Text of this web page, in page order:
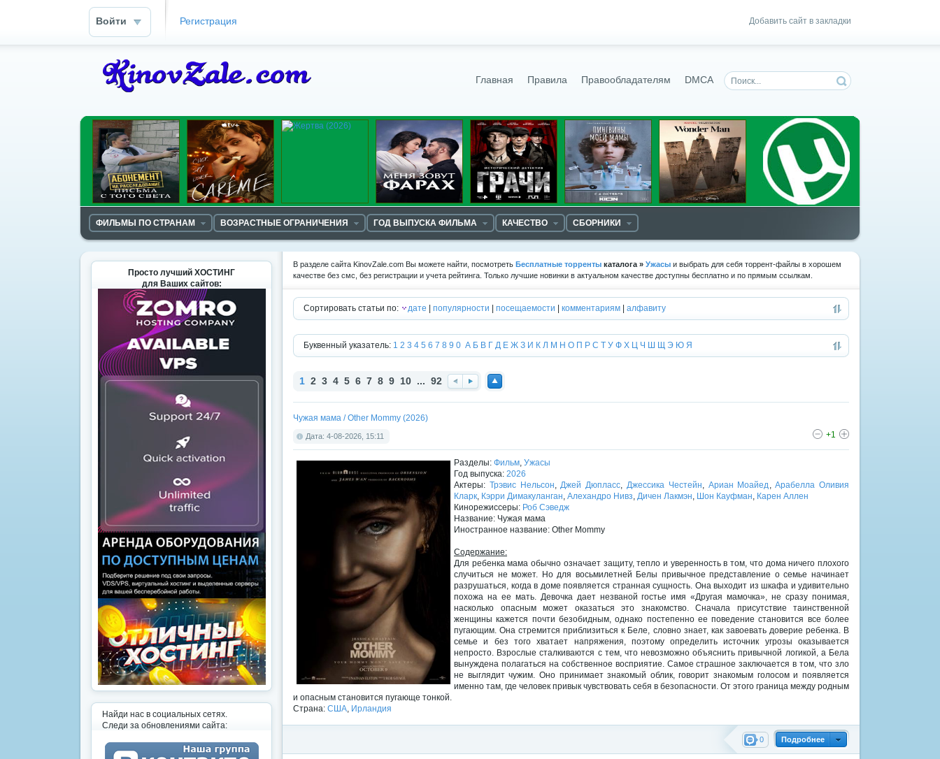
Добавить сайт в закладки
Войти Регистрация
Главная Правила Правообладателям DMCA
ФИЛЬМЫ ПО СТРАНАМ ВОЗРАСТНЫЕ ОГРАНИЧЕНИЯ ГОД ВЫПУСКА ФИЛЬМА КАЧЕСТВО СБОРНИКИ
В разделе сайта KinovZale.com Вы можете найти, посмотреть Бесплатные торренты каталога » Ужасы и выбрать для себя торрент-файлы в хорошем
качестве без смс, без регистрации и учета рейтинга. Только лучшие новинки в актуальном качестве доступны бесплатно и по прямым ссылкам.
Сортировать статьи по: дате популярности посещаемости комментариям алфавиту
Буквенный указатель: 1 2 3 4 5 6 7 8 9 0 А Б В Г Д Е Ж З И К Л М Н О П Р С Т У Ф Х Ц Ч Ш Щ Э Ю Я
1 2 3 4 5 6 7 8 9 10 ... 92
Чужая мама / Other Mommy (2026)
Дата: 4-08-2026, 15:11 +1
Разделы: Фильм Ужасы
Год выпуска: 2026
Актеры: Трэвис Нельсон Джей Дюпласс Джессика Честейн Ариан Моайед ,Арабелла Оливия
Кларк Кэрри Димакуланган Алехандро Нивз Дичен Лакмэн Шон Кауфман Карен Аллен
Кинорежиссеры: Роб Сэведж
Название: Чужая мама
Иностранное название: Other Mommy
Содержание:
Для ребенка мама обычно означает защиту, тепло и уверенность в том, что дома ничего плохого
случиться не может. Но для восьмилетней Белы привычное представление о семье начинает
разрушаться, когда в доме появляется странная сущность. Она выходит из шкафа и удивительно
похожа на ее мать. Девочка дает незваной гостье имя «Другая мамочка», не сразу понимая,
насколько опасным может оказаться это знакомство. Сначала присутствие таинственной
женщины кажется почти безобидным, однако постепенно ее поведение становится все более
пугающим. Она стремится приблизиться к Беле, словно знает, как завоевать доверие ребенка. В
семье и без того хватает напряжения, поэтому определить источник угрозы оказывается
непросто. Взрослые сталкиваются с тем, что невозможно объяснить привычной логикой, а Бела
вынуждена полагаться на собственное восприятие. Самое страшное заключается в том, что зло
не выглядит чужим. Оно принимает знакомый облик, говорит знакомым голосом и появляется
именно там, где человек привык чувствовать себя в безопасности. От этого граница между родным
и опасным становится пугающе тонкой.
Страна: США Ирландия
Подробнее
0
Просто лучший ХОСТИНГ
для Ваших сайтов:
Найди нас в социальных сетях.
Следи за обновлениями сайта: